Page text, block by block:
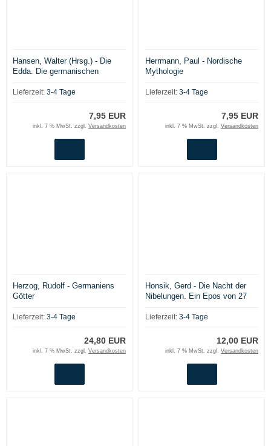
Hansen, Walter (Hrsg.) - Die
Edda. Die germanischen
Lieferzeit: 3-4 Tage
7,95 EUR
inkl. 7 % MwSt. zzgl. Versandkosten
Herrmann, Paul - Nordische
Mythologie
Lieferzeit: 3-4 Tage
7,95 EUR
inkl. 7 % MwSt. zzgl. Versandkosten
Herzog, Rudolf - Germaniens
Götter
Lieferzeit: 3-4 Tage
24,80 EUR
inkl. 7 % MwSt. zzgl. Versandkosten
Honsik, Gerd - Die Nacht der
Nibelungen. Ein Epos von 27
Lieferzeit: 3-4 Tage
12,00 EUR
inkl. 7 % MwSt. zzgl. Versandkosten